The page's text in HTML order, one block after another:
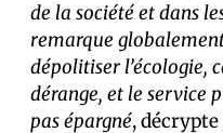
de la société et dans
remarque
dépolitiser l’écologie,
dérange, et le service
pas épargné, décrypte